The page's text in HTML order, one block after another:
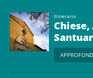
Itinerario
un